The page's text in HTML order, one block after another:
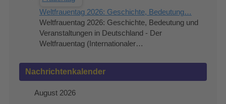
Weltfrauentag 2026: Geschichte, Bedeutung…
Weltfrauentag 2026: Geschichte, Bedeutung und
Veranstaltungen in Deutschland - Der
Weltfrauentag (Internationaler…
Nachrichtenkalender
August 2026